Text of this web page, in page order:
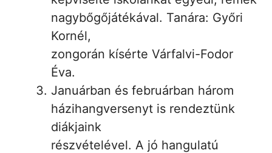
nagybőgőjátékával. Tanára: Győri
Kornél,
zongorán kísérte Várfalvi-Fodor
Éva.
Januárban és februárban három
házihangversenyt is rendeztünk
diákjaink
részvételével. A jó hangulatú